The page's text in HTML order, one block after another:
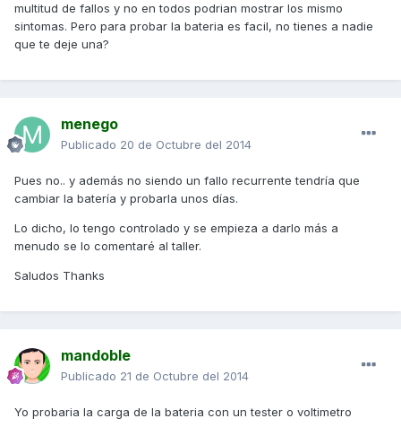
multitud de fallos y no en todos podrian mostrar los mismo
sintomas. Pero para probar la bateria es facil, no tienes a nadie
que te deje una?
menego
Publicado 20 de Octubre del 2014
Pues no.. y además no siendo un fallo recurrente tendría que
cambiar la batería y probarla unos días.
Lo dicho, lo tengo controlado y se empieza a darlo más a
menudo se lo comentaré al taller.
Saludos Thanks
mandoble
Publicado 21 de Octubre del 2014
Yo probaria la carga de la bateria con un tester o voltimetro